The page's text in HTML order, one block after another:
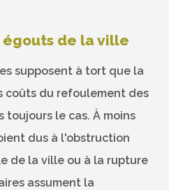
de la ville
supposent à tort que la
coûts du refoulement des
toujours le cas. À moins
dus à l'obstruction
de la ville ou à la rupture
assument la